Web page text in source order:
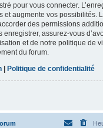
pour vous connecter.
et augmente vos possibilités.
des permissions
enregistrer, assurez-vous
et de notre politique de
du forum.
| Politique de confidentialité